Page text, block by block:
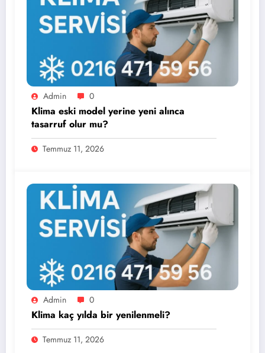
Admin 0
Klima eski model yerine yeni alınca
tasarruf olur mu?
Temmuz 11, 2026
Admin 0
Klima kaç yılda bir yenilenmeli?
Temmuz 11, 2026